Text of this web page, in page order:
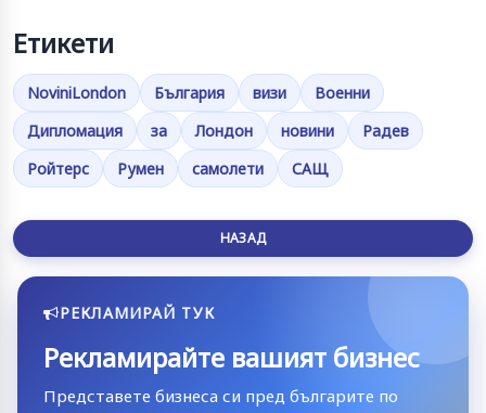
Етикети
NoviniLondon България визи
Военни
Дипломация
за Лондон новини
Радев
Ройтерс
Румен самолети САЩ
НАЗАД
РЕКЛАМИРАЙ ТУК
Рекламирайте вашият бизнес
Представете бизнеса си пред българите по